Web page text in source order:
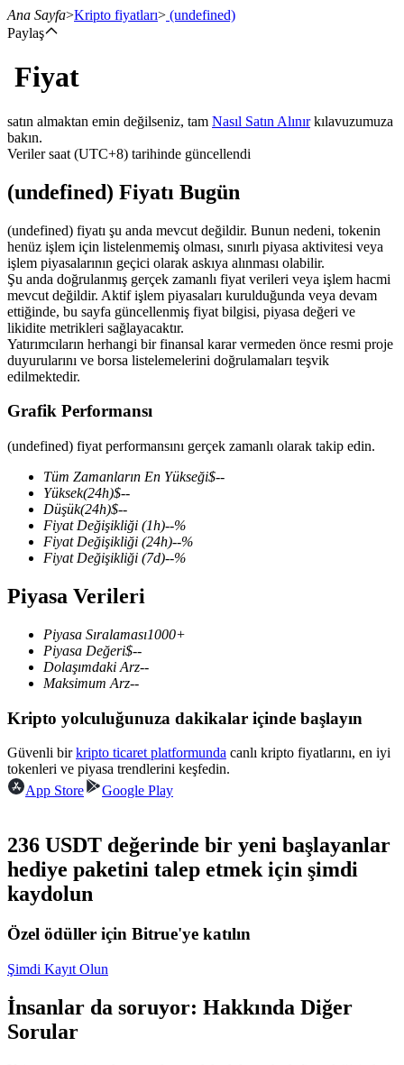
Vadeli İşlemler
USDT Vadeli İşlemleri
Teminat olarak USDT kullanan vadeli işlemler
COIN-M Vadeli İşlemleri
Kripto Para Vadeli İşlemleri
USDC Vadeli İşlemleri
Kopya Ticaret
En iyi traderlarla güçlerinizi birleştirin
Ana Sayfa>Kripto fiyatları> (undefined)
Paylaş
Fiyat
satın almaktan emin değilseniz, tam Nasıl Satın Alınırkılavuzumuza
bakın.
Veriler saat (UTC+8) tarihinde güncellendi
(undefined) Fiyatı Bugün
(undefined) fiyatı şu anda mevcut değildir. Bunun nedeni, tokenin
henüz işlem için listelenmemiş olması, sınırlı piyasa aktivitesi veya
işlem piyasalarının geçici olarak askıya alınması olabilir.
Şu anda doğrulanmış gerçek zamanlı fiyat verileri veya işlem hacmi
mevcut değildir. Aktif işlem piyasaları kurulduğunda veya devam
ettiğinde, bu sayfa güncellenmiş fiyat bilgisi, piyasa değeri ve
likidite metrikleri sağlayacaktır.
Yatırımcıların herhangi bir finansal karar vermeden önce resmi proje
duyurularını ve borsa listelemelerini doğrulamaları teşvik
edilmektedir.
Grafik Performansı
(undefined) fiyat performansını gerçek zamanlı olarak takip edin.
Tüm Zamanların En Yükseği$--
Yüksek(24h)$--
Düşük(24h)$--
Fiyat Değişikliği (1h)--%
Fiyat Değişikliği (24h)--%
Fiyat Değişikliği (7d)--%
Piyasa Verileri
Piyasa Sıralaması1000+
Piyasa Değeri$--
Dolaşımdaki Arz--
Maksimum Arz--
Kripto yolculuğunuza dakikalar içinde başlayın
Güvenli birkripto ticaret platformunda canlı kripto fiyatlarını, en iyi
tokenleri ve piyasa trendlerini keşfedin.
App Store
Google Play
236 USDT değerinde bir yeni başlayanlar
hediye paketini talep etmek için şimdi
kaydolun
Özel ödüller için Bitrue'ye katılın
Şimdi Kayıt Olun
İnsanlar da soruyor: Hakkında Diğer
Sorular